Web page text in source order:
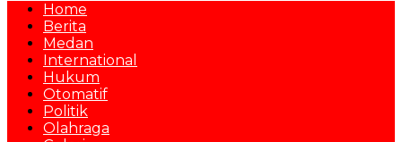
Home
Berita
Medan
International
Hukum
Otomatif
Politik
Olahraga